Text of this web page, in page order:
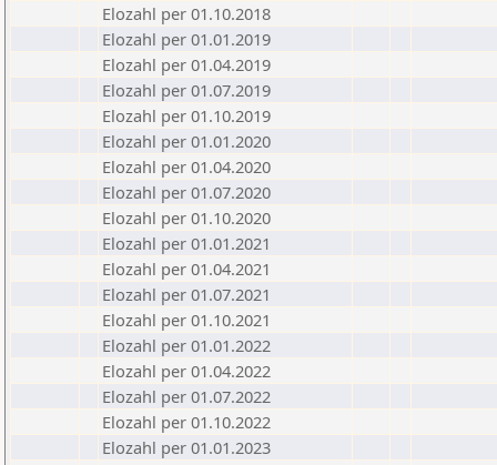
Elozahl per 01.10.2018
Elozahl per 01.01.2019
Elozahl per 01.04.2019
Elozahl per 01.07.2019
Elozahl per 01.10.2019
Elozahl per 01.01.2020
Elozahl per 01.04.2020
Elozahl per 01.07.2020
Elozahl per 01.10.2020
Elozahl per 01.01.2021
Elozahl per 01.04.2021
Elozahl per 01.07.2021
Elozahl per 01.10.2021
Elozahl per 01.01.2022
Elozahl per 01.04.2022
Elozahl per 01.07.2022
Elozahl per 01.10.2022
Elozahl per 01.01.2023